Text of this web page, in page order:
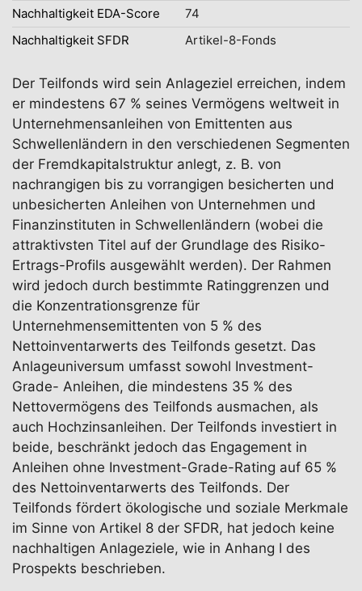
Nachhaltigkeit EDA-Score
74
Nachhaltigkeit SFDR
Artikel-8-Fonds
Der Teilfonds wird sein Anlageziel erreichen, indem
er mindestens 67 % seines Vermögens weltweit in
Unternehmensanleihen von Emittenten aus
Schwellenländern in den verschiedenen Segmenten
der Fremdkapitalstruktur anlegt, z. B. von
nachrangigen bis zu vorrangigen besicherten und
unbesicherten Anleihen von Unternehmen und
Finanzinstituten in Schwellenländern (wobei die
attraktivsten Titel auf der Grundlage des Risiko-
Ertrags-Profils ausgewählt werden). Der Rahmen
wird jedoch durch bestimmte Ratinggrenzen und
die Konzentrationsgrenze für
Unternehmensemittenten von 5 % des
Nettoinventarwerts des Teilfonds gesetzt. Das
Anlageuniversum umfasst sowohl Investment-
Grade- Anleihen, die mindestens 35 % des
Nettovermögens des Teilfonds ausmachen, als
auch Hochzinsanleihen. Der Teilfonds investiert in
beide, beschränkt jedoch das Engagement in
Anleihen ohne Investment-Grade-Rating auf 65 %
des Nettoinventarwerts des Teilfonds. Der
Teilfonds fördert ökologische und soziale Merkmale
im Sinne von Artikel 8 der SFDR, hat jedoch keine
nachhaltigen Anlageziele, wie in Anhang I des
Prospekts beschrieben.